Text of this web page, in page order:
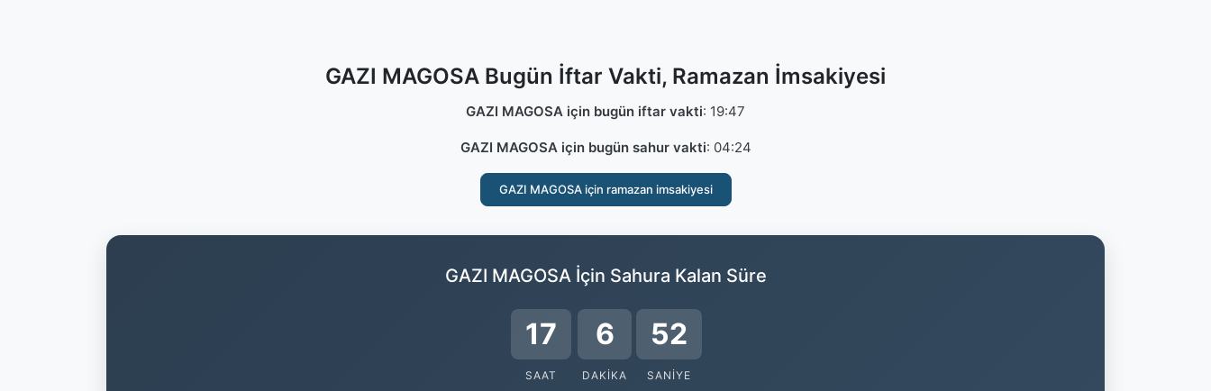
GAZI MAGOSA Bugün İftar Vakti, Ramazan İmsakiyesi
GAZI MAGOSA için bugün iftar vakti: 19:47
GAZI MAGOSA için bugün sahur vakti: 04:24
GAZI MAGOSA için ramazan imsakiyesi
GAZI MAGOSA İçin Sahura Kalan Süre
17
SAAT
6
DAKIKA
52
SANIYE